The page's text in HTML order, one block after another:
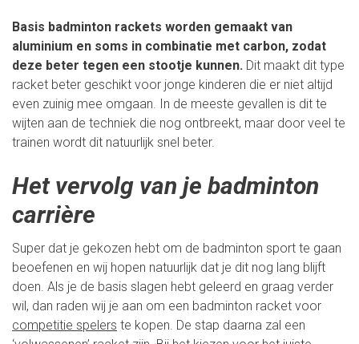
Basis badminton rackets worden gemaakt van
aluminium en soms in combinatie met carbon, zodat
deze beter tegen een stootje kunnen. Dit maakt dit type
racket beter geschikt voor jonge kinderen die er niet altijd
even zuinig mee omgaan. In de meeste gevallen is dit te
wijten aan de techniek die nog ontbreekt, maar door veel te
trainen wordt dit natuurlijk snel beter.
Het vervolg van je badminton
carrière
Super dat je gekozen hebt om de badminton sport te gaan
beoefenen en wij hopen natuurlijk dat je dit nog lang blijft
doen. Als je de basis slagen hebt geleerd en graag verder
wil, dan raden wij je aan om een badminton racket voor
competitie spelers te kopen. De stap daarna zal een